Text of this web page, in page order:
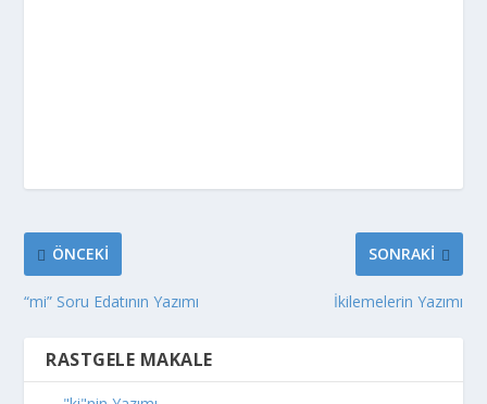
ÖNCEKI
“mi” Soru Edatının Yazımı
SONRAKI
İkilemelerin Yazımı
RASTGELE MAKALE